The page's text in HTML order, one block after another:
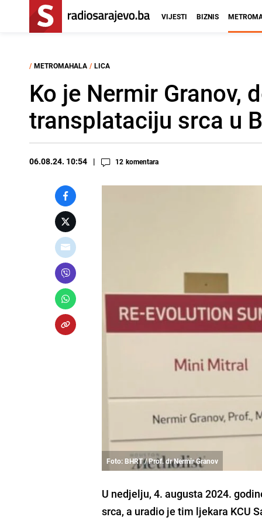
VIJESTI BIZNIS
/ METROMAHALA / LICA
Ko je Nermir Granov,
transplataciju srca u
06.08.24. 10:54 12 komentara
Foto: BHRT / Prof. dr Nermir Granov
U nedjelju, 4. augusta 2024.
srca, a uradio je tim ljekara KCU